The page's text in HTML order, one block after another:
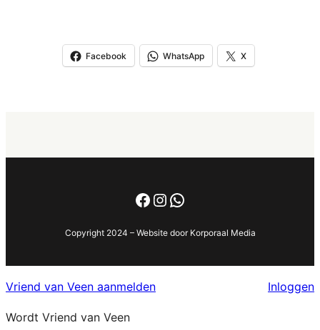
Facebook WhatsApp X
Facebook
Instagram
WhatsApp
Copyright 2024 – Website door Korporaal Media
Vriend van Veen aanmelden Inloggen
Wordt Vriend van Veen